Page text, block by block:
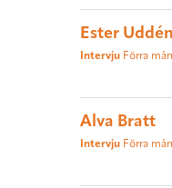
Ester Uddén
Intervju Förra
Alva Bratt
Intervju Förra